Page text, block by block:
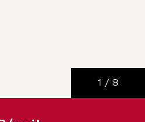
1 / 8